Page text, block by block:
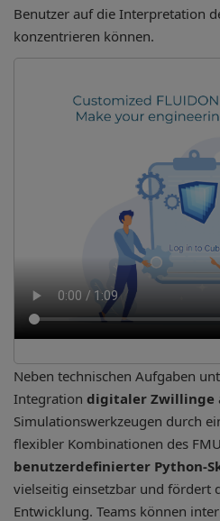
Benutzer auf die Interpretation
konzentrieren können.
Neben technischen Aufgaben
Integration digitaler Zwillinge
Simulationswerkzeugen durch
flexibler Kombinationen des
benutzerdefinierter Python-
vielseitig einsetzbar und fördert
Entwicklung. Teams können